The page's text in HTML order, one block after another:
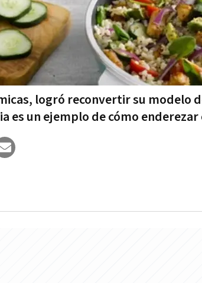
logró reconvertir su modelo
es un ejemplo de cómo